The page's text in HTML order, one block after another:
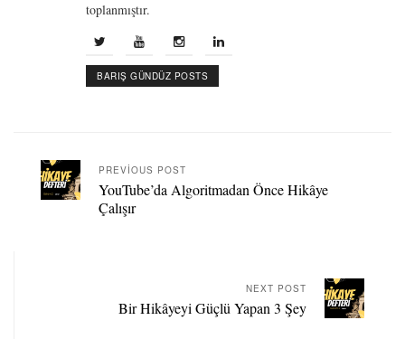
toplanmıştır.
BARIŞ GÜNDÜZ POSTS
PREVIOUS POST
YouTube’da Algoritmadan Önce Hikâye
Çalışır
NEXT POST
Bir Hikâyeyi Güçlü Yapan 3 Şey